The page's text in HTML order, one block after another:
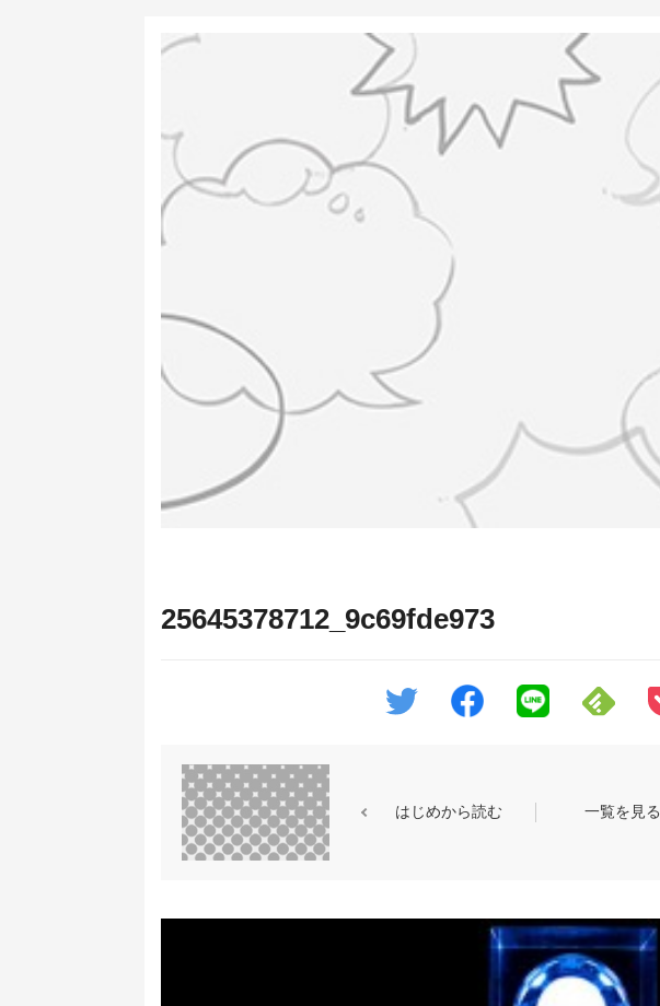
25645378712_9c69fde973
はじめから読む 一覧を見る